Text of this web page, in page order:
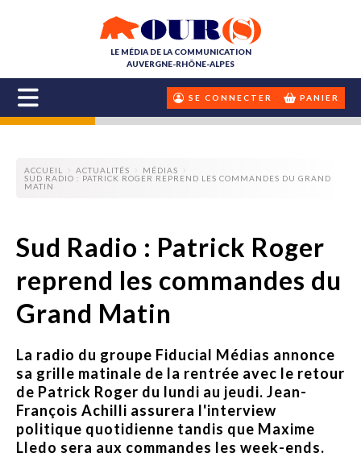
LE MÉDIA DE LA COMMUNICATION
AUVERGNE-RHÔNE-ALPES
SE CONNECTER PANIER
ACCUEIL ACTUALITÉS
MÉDIAS
SUD RADIO : PATRICK ROGER REPREND LES COMMANDES DU GRAND
MATIN
Sud Radio : Patrick Roger
reprend les commandes du
Grand Matin
La radio du groupe Fiducial Médias annonce
sa grille matinale de la rentrée avec le retour
de Patrick Roger du lundi au jeudi. Jean-
François Achilli assurera l'interview
politique quotidienne tandis que Maxime
Lledo sera aux commandes les week-ends.